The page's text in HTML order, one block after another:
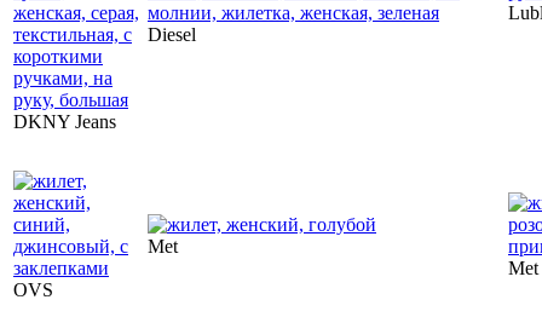
DKNY Jeans
Diesel
OVS
Met
Met